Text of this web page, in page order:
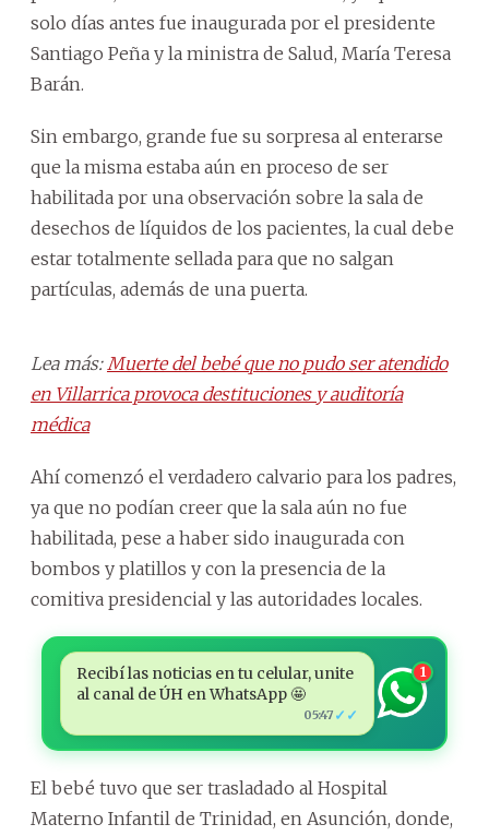
solo días antes fue inaugurada por el presidente
Santiago Peña y la ministra de Salud, María Teresa
Barán.
Sin embargo, grande fue su sorpresa al enterarse
que la misma estaba aún en proceso de ser
habilitada por una observación sobre la sala de
desechos de líquidos de los pacientes, la cual debe
estar totalmente sellada para que no salgan
partículas, además de una puerta.
Lea más: Muerte del bebé que no pudo ser atendido
en Villarrica provoca destituciones y auditoría
médica
Ahí comenzó el verdadero calvario para los padres,
ya que no podían creer que la sala aún no fue
habilitada, pese a haber sido inaugurada con
bombos y platillos y con la presencia de la
comitiva presidencial y las autoridades locales.
Recibí las noticias en tu celular, unite
al canal de ÚH en WhatsApp 🤩
05:47 ✓✓
1
El bebé tuvo que ser trasladado al Hospital
Materno Infantil de Trinidad, en Asunción, donde,